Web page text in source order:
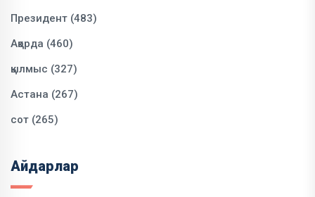
Президент (483)
Ақорда (460)
қылмыс (327)
Астана (267)
сот (265)
Айдарлар